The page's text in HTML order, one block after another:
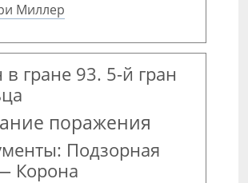
Миллер
в гране 93. 5-й гран
поражения
Подзорная
Корона